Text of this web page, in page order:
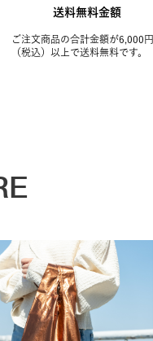
送料無料金額
ご注文商品の合計金額が6,000円
（税込）以上で送料無料です。